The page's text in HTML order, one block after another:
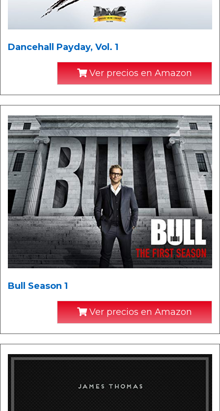
Dancehall Payday, Vol. 1
Ver precios en Amazon
Bull Season 1
Ver precios en Amazon